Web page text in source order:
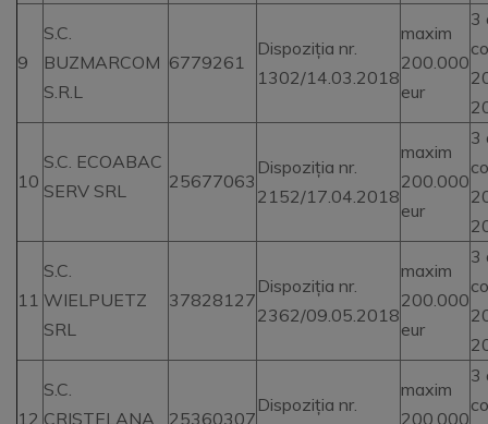
9
S.C.
BUZMARCOM
S.R.L
6779261
Dispoziția nr.
1302/14.03.2018
maxim
200.000
eur
3
10
S.C. ECOABAC
SERV SRL
25677063
Dispoziția nr.
2152/17.04.2018
maxim
200.000
eur
3
11
S.C.
WIELPUETZ
SRL
37828127
Dispoziția nr.
2362/09.05.2018
maxim
200.000
eur
3
12
S.C.
CRISTELANA
25360307
Dispoziția nr.
maxim
200.000
3